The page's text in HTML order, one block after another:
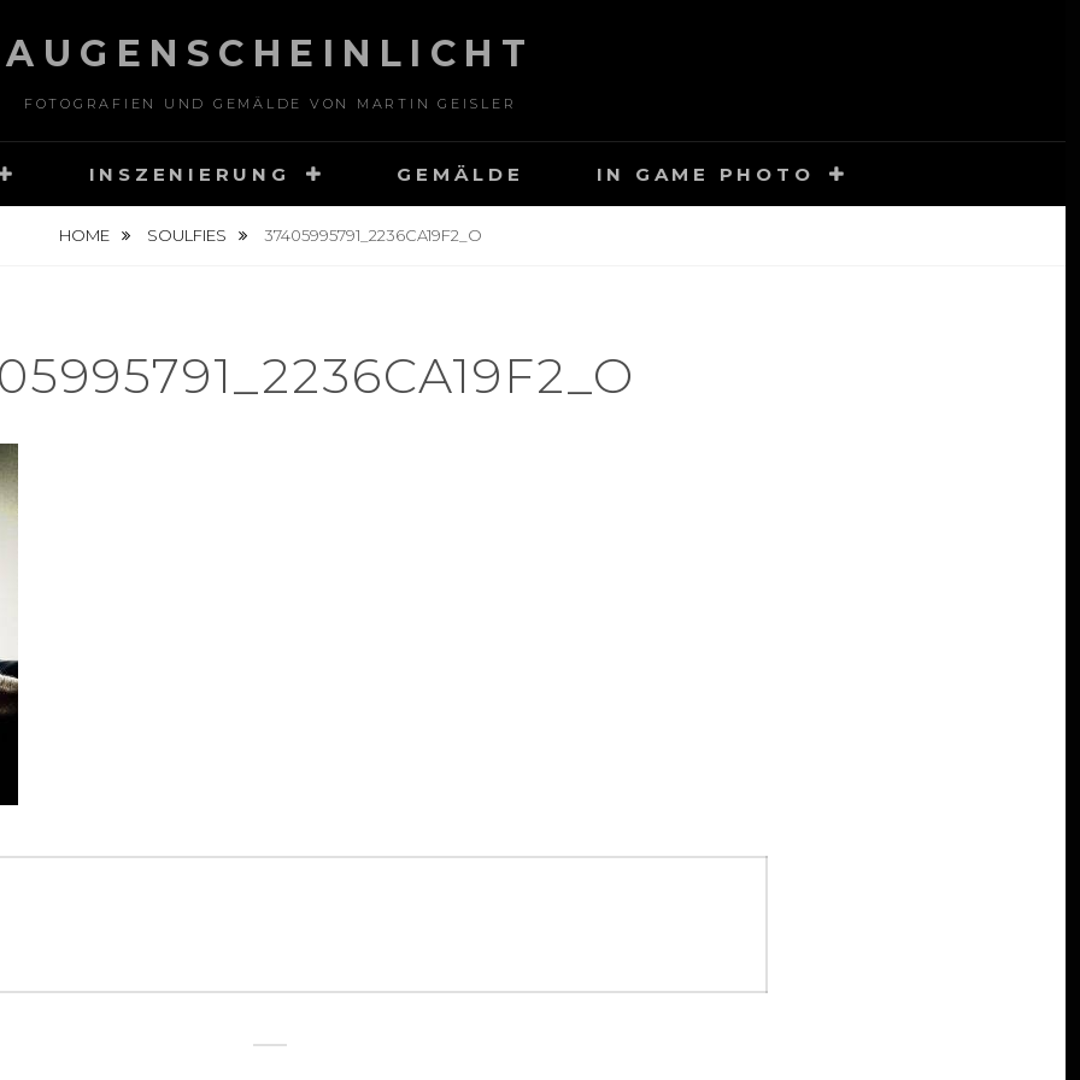
AUGENSCHEINLICHT
FOTOGRAFIEN UND GEMÄLDE VON MARTIN GEISLER
INSZENIERUNG GEMÄLDE IN GAME PHOTO
HOME SOULFIES 37405995791_2236CA19F2_O